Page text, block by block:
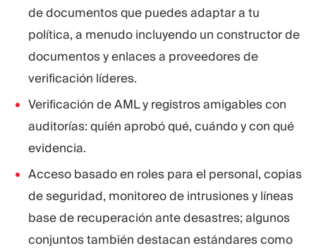
de documentos que puedes adaptar a tu
política, a menudo incluyendo un constructor de
documentos y enlaces a proveedores de
verificación líderes.
Verificación de AML y registros amigables con
auditorías: quién aprobó qué, cuándo y con qué
evidencia.
Acceso basado en roles para el personal, copias
de seguridad, monitoreo de intrusiones y líneas
base de recuperación ante desastres; algunos
conjuntos también destacan estándares como